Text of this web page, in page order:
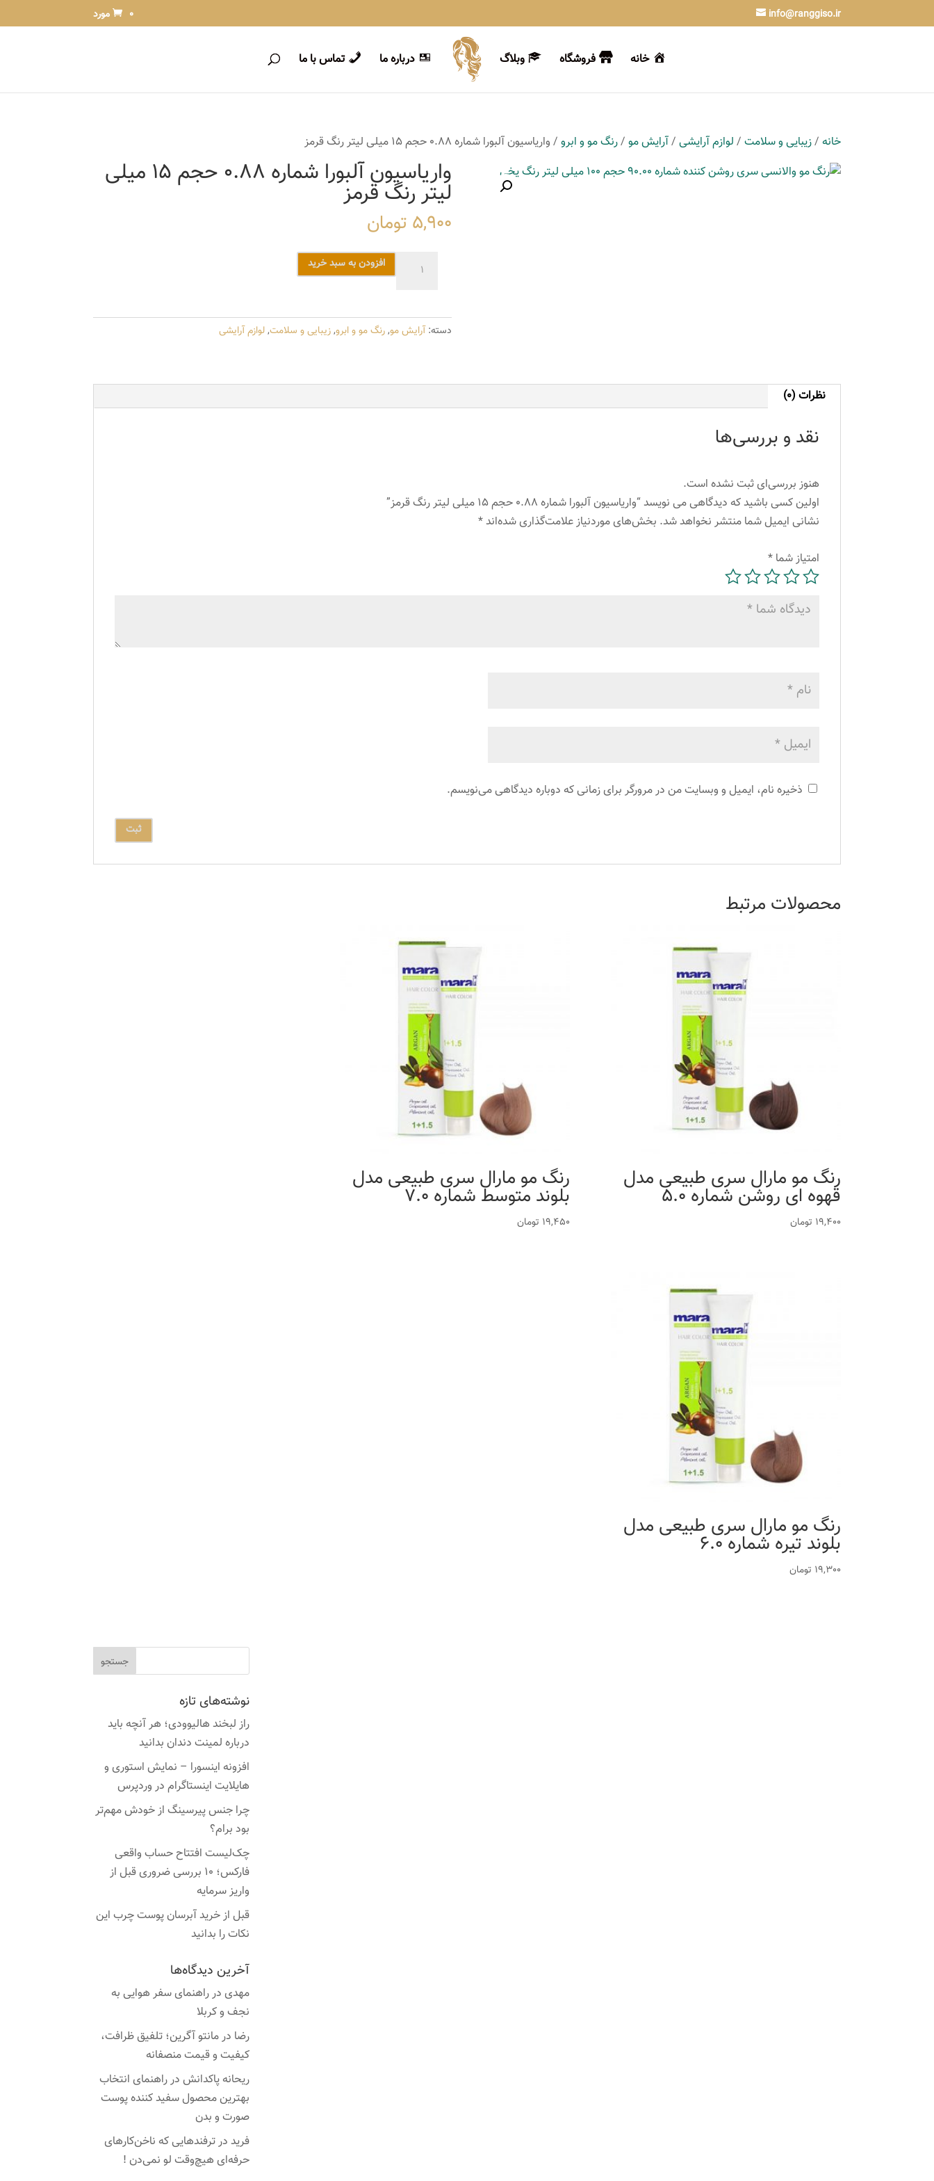
info@ranggiso.ir 0 مورد
خانه فروشگاه وبلاگ درباره ما تماس با ما
خانه /زیبایی و سلامت / لوازم آرایشی /آرایش مو /رنگ مو و ابرو / واریاسیون آلبورا شماره 0.88 حجم 15 میلی لیتر رنگ قرمز
واریاسیون آلبورا شماره 0.88 حجم 15 میلی
لیتر رنگ قرمز
5,900 تومان
0.88
حجم
رنگ
افزودن به سبد خرید
دسته:آرایش مو,رنگ مو و ابرو,زیبایی و سلامت,لوازم آرایشی
نظرات (0)
نقد و بررسی‌ها
هنوز بررسی‌ای ثبت نشده است.
اولین کسی باشید که دیدگاهی می نویسد “واریاسیون آلبورا شماره 0.88 حجم 15 میلی لیتر رنگ قرمز”
نشانی ایمیل شما منتشر نخواهد شد. بخش‌های موردنیاز علامت‌گذاری شده‌اند*
امتیاز شما*
ذخیره نام، ایمیل و وبسایت من در مرورگر برای زمانی که دوباره دیدگاهی می‌نویسم.
محصولات مرتبط
رنگ مو مارال سری طبیعی مدل
قهوه ای روشن شماره 5.0
19,400 تومان
رنگ مو مارال سری طبیعی مدل
بلوند متوسط شماره 7.0
19,450 تومان
رنگ مو مارال سری طبیعی مدل
بلوند تیره شماره 6.0
19,300 تومان
نوشته‌های تازه
راز لبخند هالیوودی؛ هر آنچه باید
درباره لمینت دندان بدانید
افزونه اینسورا – نمایش استوری و
هایلایت اینستاگرام در وردپرس
چرا جنس پیرسینگ از خودش مهم‌تر
بود برام؟
چک‌لیست افتتاح حساب واقعی
فارکس؛ ۱۰ بررسی ضروری قبل از
واریز سرمایه
قبل از خرید آبرسان پوست چرب این
نکات را بدانید
آخرین دیدگاه‌ها
مهدی درراهنمای سفر هوایی به
نجف و کربلا
رضا درمانتو آگرین؛ تلفیق ظرافت،
کیفیت و قیمت منصفانه
ریحانه پاکدانش درراهنمای انتخاب
بهترین محصول سفید کننده پوست
صورت و بدن
فرید درترفندهایی که ناخن‌کارهای
حرفه‌ای هیچ‌وقت لو نمی‌دن !